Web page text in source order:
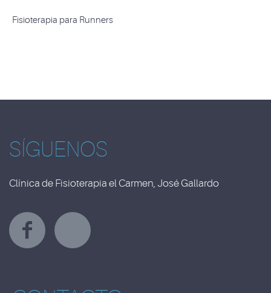
Fisioterapia para Runners
SÍGUENOS
Clínica de Fisioterapia el Carmen, José Gallardo